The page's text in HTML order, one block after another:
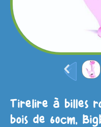
Tirelire à billes
bois de 60cm,